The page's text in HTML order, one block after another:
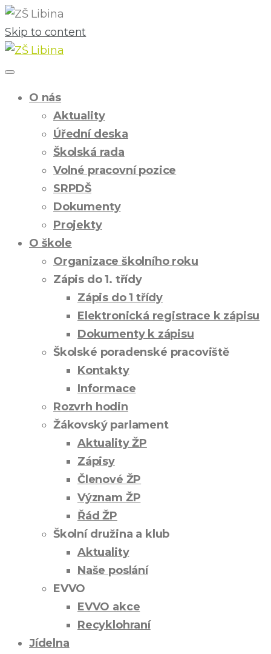
Skip to content
O nás
Aktuality
Úřední deska
Školská rada
Volné pracovní pozice
SRPDŠ
Dokumenty
Projekty
O škole
Organizace školního roku
Zápis do 1. třídy
Zápis do 1 třídy
Elektronická registrace k zápisu
Dokumenty k zápisu
Školské poradenské pracoviště
Kontakty
Informace
Rozvrh hodin
Žákovský parlament
Aktuality ŽP
Zápisy
Členové ŽP
Význam ŽP
Řád ŽP
Školní družina a klub
Aktuality
Naše poslání
EVVO
EVVO akce
Recyklohraní
Jídelna